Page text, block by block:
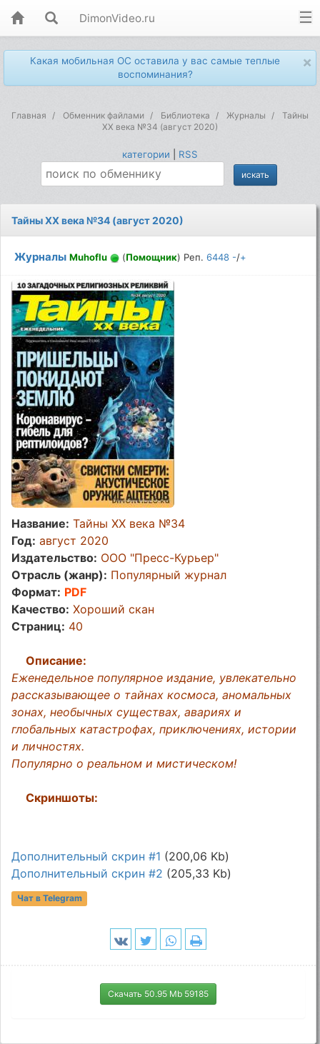
DimonVideo.ru
×
Какая мобильная ОС оставила у вас самые теплые
воспоминания?
Главная Обменник файлами Библиотека Журналы
Тайны
ХХ века №34 (август 2020)
категории RSS
Тайны ХХ века №34 (август 2020)
Журналы Muhoflu (Помощник) Реп.6448 -/+
Название: Тайны ХХ века №34
Год: август 2020
Издательство: ООО "Пресс-Курьер"
Отрасль (жанр): Популярный журнал
Формат: PDF
Качество: Хороший скан
Страниц: 40
Описание:
Еженедельное популярное издание, увлекательно
рассказывающее о тайнах космоса, аномальных
зонах, необычных существах, авариях и
глобальных катастрофах, приключениях, истории
и личностях.
Популярно о реальном и мистическом!
Скриншоты:
Дополнительный скрин #1 (200,06 Kb)
Дополнительный скрин #2 (205,33 Kb)
Чат в Telegram
Скачать 50.95 Mb 59185